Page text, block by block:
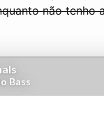
não tenho